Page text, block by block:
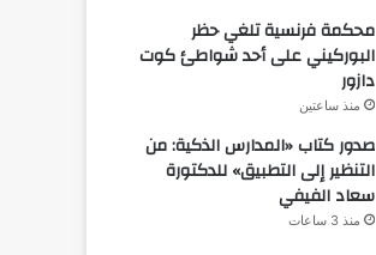
محكمة فرنسية تلغي حظر
البوركيني على أحد شواطئ كوت
دازور
منذ ساعتين
صدور كتاب «المدارس الذكية: من
التنظير إلى التطبيق» للدكتورة
سعاد الفيفي
منذ 3 ساعات